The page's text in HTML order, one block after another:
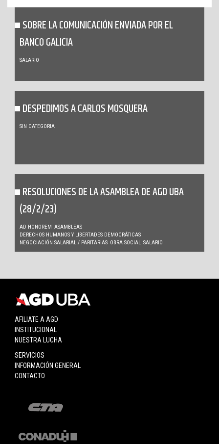
SOBRE LA COMUNICACIÓN ENVIADA POR EL
BANCO GALICIA
SALARIO
DESPEDIMOS A CARLOS MOSQUERA
SIN CATEGORIA
RESOLUCIONES DE LA ASAMBLEA DE AGD UBA
(28/2/23)
AD HONOREM ASAMBLEAS
DERECHOS HUMANOS Y LIBERTADES DEMOCRÁTICAS
NEGOCIACIÓN SALARIAL / PARITARIAS OBRA SOCIAL SALARIO
AFILIATE A AGD
INSTITUCIONAL
NUESTRA LUCHA
SERVICIOS
INFORMACIÓN GENERAL
CONTACTO